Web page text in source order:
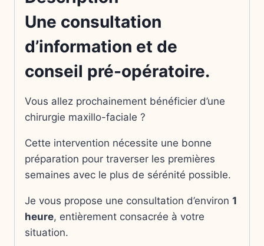
Une consultation
d’information et de
conseil pré-opératoire.
Vous allez prochainement bénéficier d’une
chirurgie maxillo-faciale ?
Cette intervention nécessite une bonne
préparation pour traverser les premières
semaines avec le plus de sérénité possible.
Je vous propose une consultation d’environ 1
heure, entièrement consacrée à votre
situation.